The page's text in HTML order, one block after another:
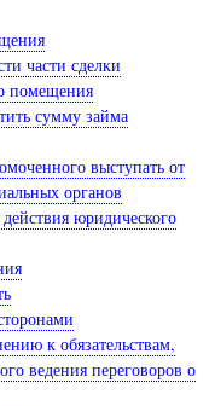
части сделки
помещения
сумму займа
выступать от
органов
юридического
к обязательствам,
ведения переговоров о